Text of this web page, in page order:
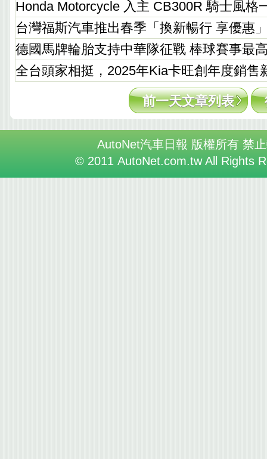
Honda Motorcycle 入主 CB300R 騎士風格
台灣福斯汽車推出春季「換新暢行 享優惠
德國馬牌輪胎支持中華隊征戰 棒球賽事最
全台頭家相挺，2025年Kia卡旺創年度銷售
前一天文章列表
AutoNet汽車日報 版權所有 禁
© 2011 AutoNet.com.tw All Rights